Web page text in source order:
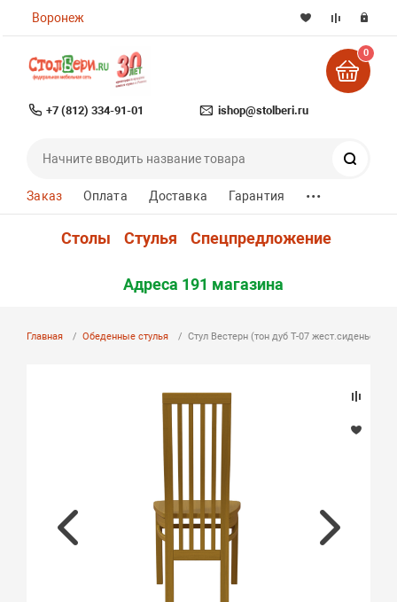
Воронеж
+7 (812) 334-91-01 ishop@stolberi.ru
0
Заказ Оплата Доставка Гарантия ...
Столы Стулья Спецпредложение
Адреса 191 магазина
Главная Обеденные стулья Стул Вестерн (тон дуб Т-07 жест.сиденье)